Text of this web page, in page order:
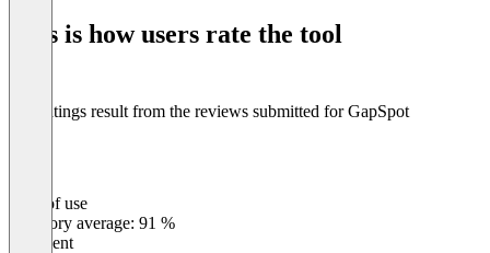
This is how users rate the tool
The ratings result from the reviews submitted for GapSpot
Ease of use
Category average: 91 %
Excellent